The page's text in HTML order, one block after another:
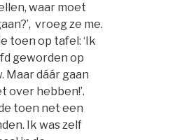
waar moet
vroeg ze me.
toen op tafel: ‘Ik
geworden op
Maar dáár gaan
over hebben!’.
toen net een
Ik was zelf